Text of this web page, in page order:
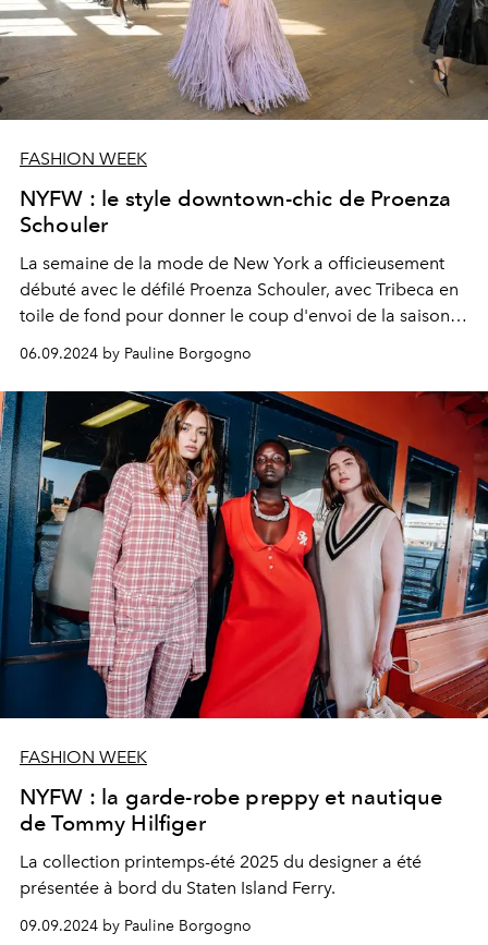
FASHION WEEK
NYFW : le style downtown-chic de Proenza
Schouler
La semaine de la mode de New York a officieusement
débuté avec le défilé Proenza Schouler, avec Tribeca en
toile de fond pour donner le coup d'envoi de la saison
printemps-été 2025.
06.09.2024 by Pauline Borgogno
FASHION WEEK
NYFW : la garde-robe preppy et nautique
de Tommy Hilfiger
La collection printemps-été 2025 du designer a été
présentée à bord du Staten Island Ferry.
09.09.2024 by Pauline Borgogno